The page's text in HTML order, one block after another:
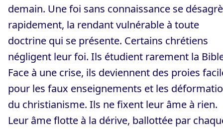
demain. Une foi sans connaissance se
rapidement, la rendant vulnérable à toute
doctrine qui se présente. Certains chrétiens
négligent leur foi. Ils étudient rarement la
Face à une crise, ils deviennent des proies
pour les faux enseignements et les
du christianisme. Ils ne fixent leur âme à rien.
Leur âme flotte à la dérive, ballottée par